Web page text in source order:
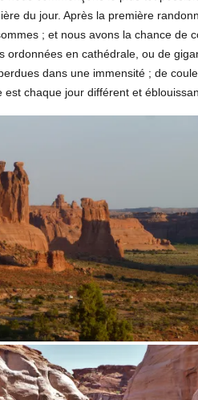
du jour. Après la première
; et nous avons la chance de
ordonnées en cathédrale, ou de
dans une immensité ; de
est chaque jour différent et